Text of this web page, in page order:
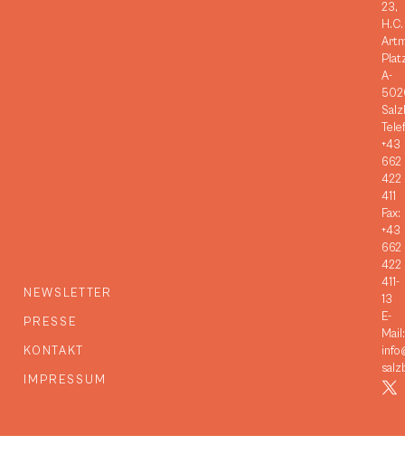
NEWSLETTER
PRESSE
KONTAKT
IMPRESSUM
23,
H.C.
A-
+43
662
422
411
Fax:
+43
662
422
411-
13
E-
Mail: